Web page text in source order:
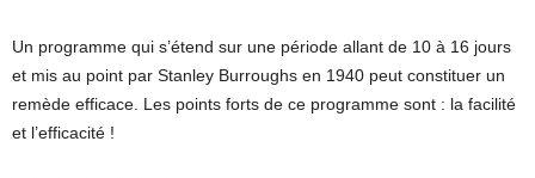
Un programme qui s’étend sur une période allant de 10 à 16 jours
et mis au point par Stanley Burroughs en 1940 peut constituer un
remède efficace. Les points forts de ce programme sont : la facilité
et l’efficacité !